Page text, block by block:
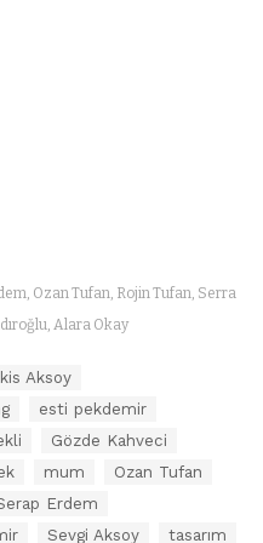
Ozan Tufan, Rojin Tufan, Serra
Alara Okay
Aksoy
esti pekdemir
Gözde Kahveci
mum
Ozan Tufan
Erdem
Sevgi Aksoy tasarım